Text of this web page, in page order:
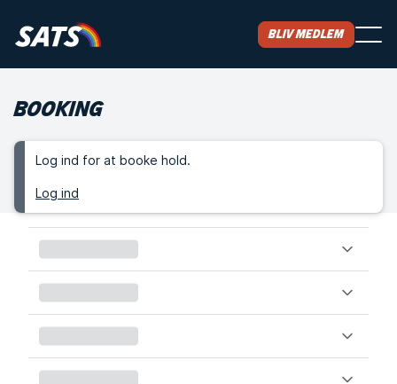
Bliv medlem
BOOKING
Log ind for at booke hold.
Log ind